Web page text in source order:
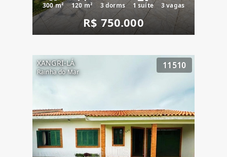
300 m² 120 m² 3 dorms 1 suíte 3 vagas
R$ 750.000
XANGRI-LÁ
Rainha do Mar
11510